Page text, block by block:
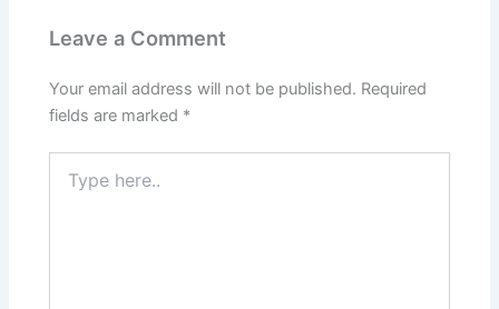
Leave a Comment
Your email address will not be published. Required
fields are marked *
here..